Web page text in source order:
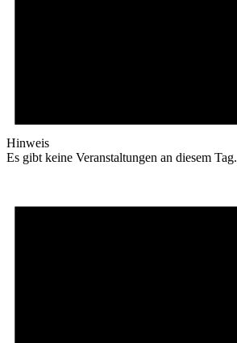
Hinweis
Es gibt keine Veranstaltungen an diesem Tag.